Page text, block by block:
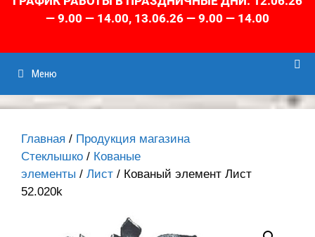
— 9.00 — 14.00, 13.06.26 — 9.00 — 14.00
Меню
Главная / Продукция магазина
Стеклышко / Кованые
элементы / Лист / Кованый элемент Лист
52.020k